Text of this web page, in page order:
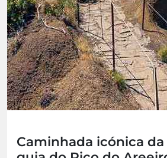
Caminhada icónica da